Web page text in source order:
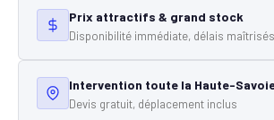
Prix attractifs & grand stock
Disponibilité immédiate, délais maîtrisés
Intervention toute la Haute-
Devis gratuit, déplacement inclus